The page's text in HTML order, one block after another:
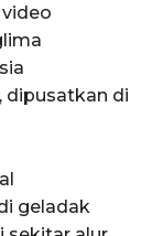
dipusatkan di
geladak